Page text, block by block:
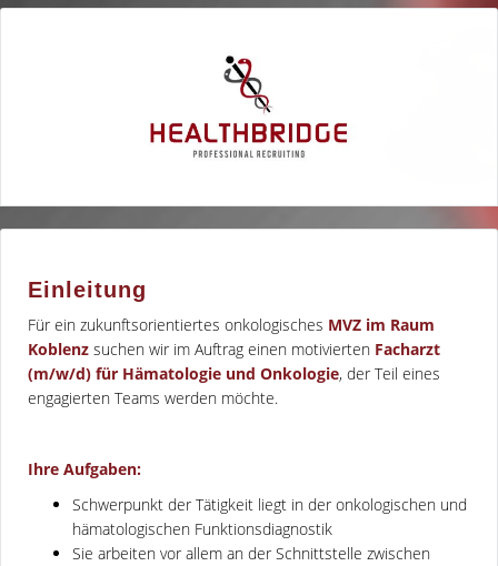
Einleitung
Für ein zukunftsorientiertes onkologisches MVZ im Raum
Koblenz suchen wir im Auftrag einen motivierten Facharzt
(m/w/d) für Hämatologie und Onkologie, der Teil eines
engagierten Teams werden möchte.
Ihre Aufgaben:
Schwerpunkt der Tätigkeit liegt in der onkologischen und
hämatologischen Funktionsdiagnostik
Sie arbeiten vor allem an der Schnittstelle zwischen